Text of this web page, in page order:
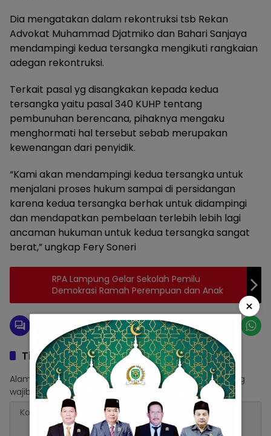
Dia mengatakan dalam rekontruksi tsb Rekan
Advokat Muhammad Djatmiko dan Bahari Sanjaya
mendampingi kedua tersangka mengikuti rangkaian
adegan rekontruksi.
Terkait pasal yg disangkakan kepada kedua
tersangka yaitu pasal 340 KUHP tentang
pembunuhan berencana, pihaknya mengaku
menghormati hal tersebut sebab merupakan
kewenangan dari penyidik.
“Kami akan mendampingi kedua tersangka untuk
menjalani proses hukum sampai di persidangan
karena kedua tersangka berhak untuk didampingi
dan mendapatkan pembelaan terlebih lebih lagi
ancaman hukuman untuk kedua tersangka sangat
berat,” ungkap Fery Soneri
RPA Lampung Gelar Sekolah Pemilu
Demokrasi Ramah Perempuan dan Anak
Tinggalkan Balasan
Alamat email Anda tidak akan dipublikasikan. Ruas yang
wajib ditandai*
×